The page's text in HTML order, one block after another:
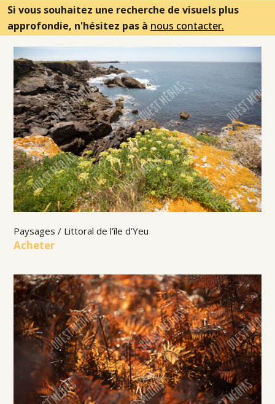
Si vous souhaitez une recherche de visuels plus
approfondie, n'hésitez pas à nous contacter.
Paysages / Littoral de l’île d’Yeu
Acheter